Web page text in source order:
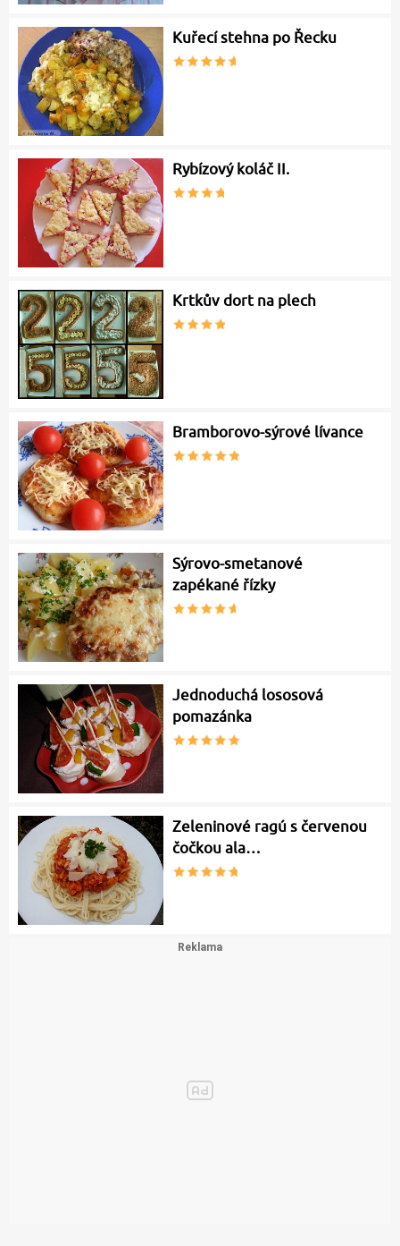
Kuřecí stehna po Řecku
Rybízový koláč II.
Krtkův dort na plech
Bramborovo-sýrové lívance
Sýrovo-smetanové
zapékané řízky
Jednoduchá lososová
pomazánka
Zeleninové ragú s červenou
čočkou ala…